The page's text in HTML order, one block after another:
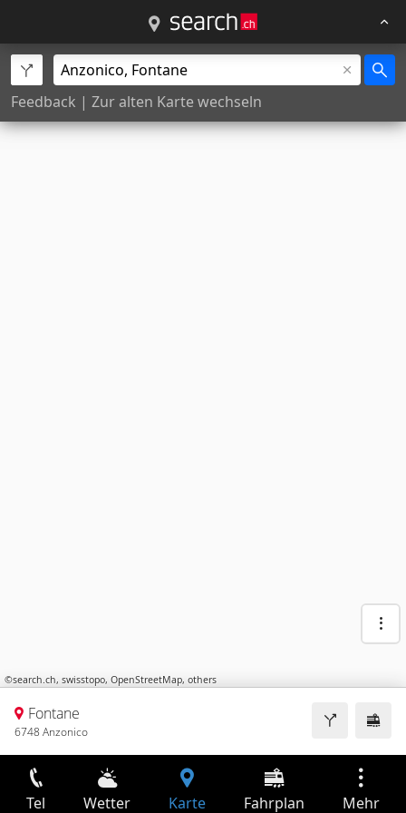
Feedback | Zur alten Karte wechseln
©search.ch, swisstopo, OpenStreetMap, others
Fontane
6748 Anzonico
Tel Wetter Karte Fahrplan Mehr